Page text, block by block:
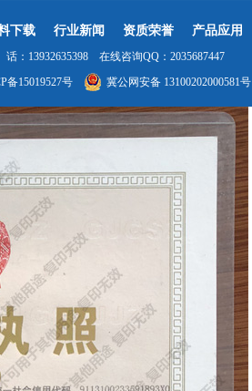
下载 行业新闻 资质荣誉 产品应用
13932635398 在线咨询QQ：2035687447
备15019527号 冀公网安备 13100202000581号